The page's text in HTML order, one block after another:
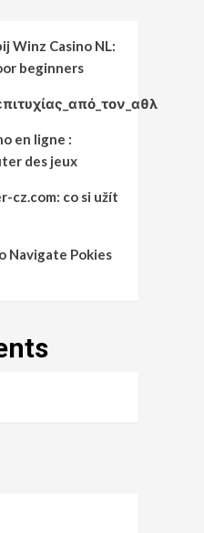
Winz Casino NL:
beginners
en ligne :
des jeux
cz.com: co si užít
Navigate Pokies